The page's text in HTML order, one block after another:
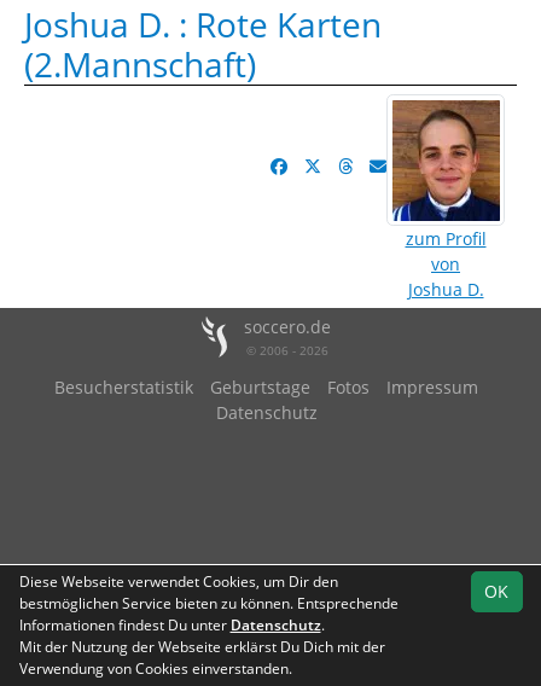
Joshua D. : Rote Karten
(2.Mannschaft)
zum Profil
von
Joshua D.
soccero.de
© 2006 - 2026
Besucherstatistik Geburtstage Fotos
Impressum
Datenschutz
OK
Diese Webseite verwendet Cookies, um Dir den
bestmöglichen Service bieten zu können. Entsprechende
Informationen findest Du unter Datenschutz.
Mit der Nutzung der Webseite erklärst Du Dich mit der
Verwendung von Cookies einverstanden.